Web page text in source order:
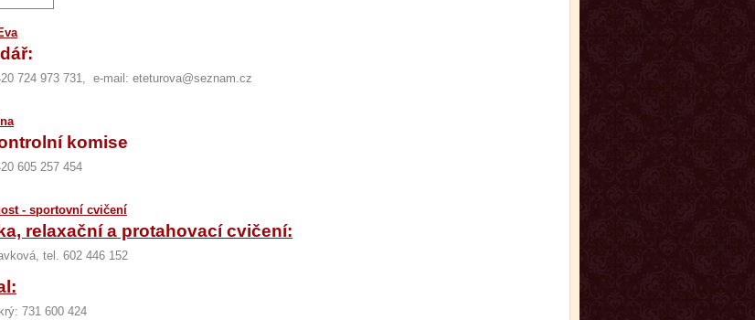
724 973 731, e-mail: eteturova@seznam.cz
komise
605 257 454
- sportovní cvičení
relaxační a protahovací cvičení:
tel. 602 446 152
731 600 424